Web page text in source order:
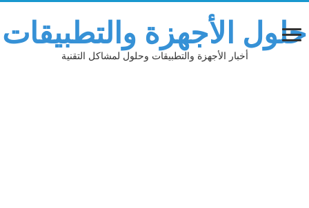
حلول الأجهزة والتطبيقات
أخبار الأجهزة والتطبيقات وحلول لمشاكل التقنية